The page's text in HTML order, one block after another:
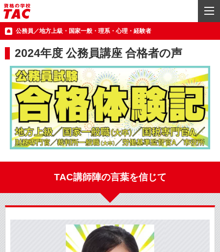
公務員／地方上級・国家一般・理系・心理・経験者
2024年度 公務員講座 合格者の声
TAC講師陣の言葉を信じて